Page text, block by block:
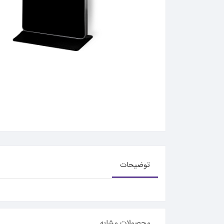
توضیحات